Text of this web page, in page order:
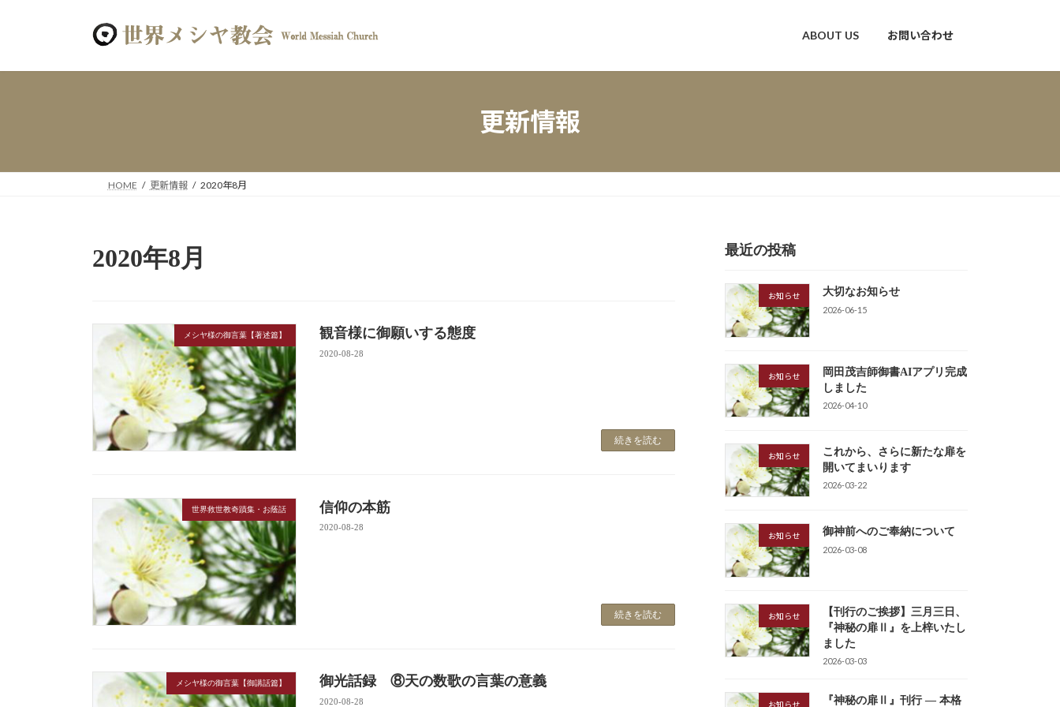
ABOUT US お問い合わせ
更新情報
HOME 更新情報 2020年8月
2020年8月
メシヤ様の御言葉【著述篇】 観音様に御願いする態度
2020-08-28
続きを読む
世界救世教奇蹟集・お蔭話 信仰の本筋
2020-08-28
続きを読む
メシヤ様の御言葉【御講話篇】 御光話録 ⑧天の数歌の言葉の意義
2020-08-28
最近の投稿
お知らせ 大切なお知らせ
2026-06-15
お知らせ
岡田茂吉師御書AIアプリ完成
しました
2026-04-10
お知らせ
これから、さらに新たな扉を
開いてまいります
2026-03-22
お知らせ 御神前へのご奉納について
2026-03-08
お知らせ
【刊行のご挨拶】三月三日、
『神秘の扉Ⅱ』を上梓いたし
ました
2026-03-03
お知らせ
『神秘の扉Ⅱ』刊行 ― 本格